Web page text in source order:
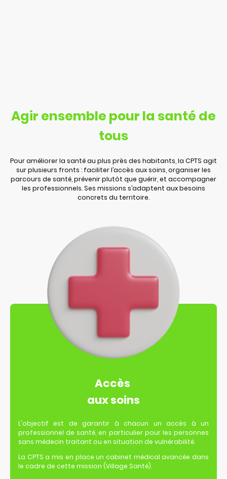
Agir ensemble pour la santé de
tous
Pour améliorer la santé au plus près des habitants, la CPTS agit
sur plusieurs fronts : faciliter l’accès aux soins, organiser les
parcours de santé, prévenir plutôt que guérir, et accompagner
les professionnels. Ses missions s’adaptent aux besoins
concrets du territoire.
Accès
aux soins
L'objectif est de garantir à chacun un accès à un
professionnel de santé, en particulier pour les personnes
sans médecin traitant ou en situation de vulnérabilité.
La CPTS a mis en place un cabinet médical avancée dans
le cadre de cette mission (Village Santé).